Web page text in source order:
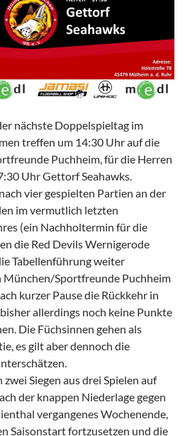
nächste Doppelspieltag im
treffen um 14:30 Uhr auf die
Puchheim, für die Herren
Uhr Gettorf Seahawks.
vier gespielten Partien an der
im vermutlich letzten
(ein Nachholtermin für die
die Red Devils Wernigerode
Tabellenführung weiter
München/Sportfreunde Puchheim
kurzer Pause die Rückkehr in
allerdings noch keine Punkte
Die Füchsinnen gehen als
es gilt aber dennoch die
Siegen aus drei Spielen auf
der knappen Niederlage gegen
vergangenes Wochenende,
Saisonstart fortzusetzen und die